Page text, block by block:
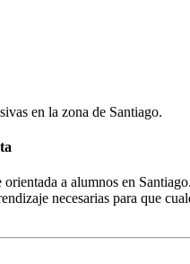
en la zona de Santiago.
a alumnos en
necesarias para que